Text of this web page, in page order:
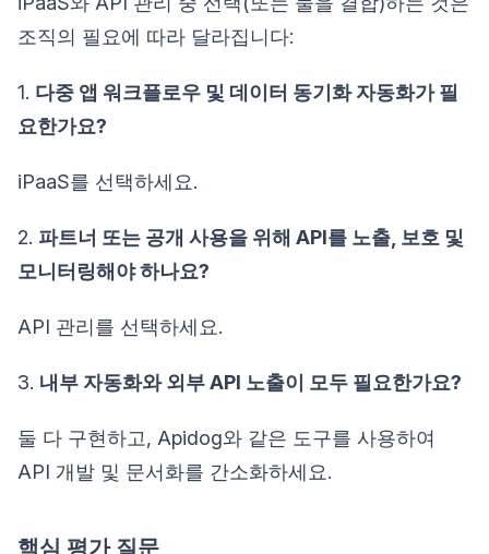
조직의 필요에 따라 달라집니다:
1. 다중 앱 워크플로우 및 데이터 동기화 자동화가 필
요한가요?
iPaaS를 선택하세요.
2. 파트너 또는 공개 사용을 위해 API를 노출, 보호 및
모니터링해야 하나요?
API 관리를 선택하세요.
3. 내부 자동화와 외부 API 노출이 모두 필요한가요?
둘 다 구현하고, Apidog와 같은 도구를 사용하여
API 개발 및 문서화를 간소화하세요.
핵심 평가 질문